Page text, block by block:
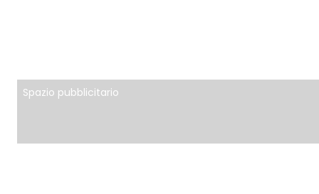
Spazio pubblicitario